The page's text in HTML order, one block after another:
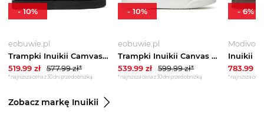
eobuwie.pl
Trampki Inuikii Camvas Lex Low 50102-548 Czarny
519.99 zł 577.99zł*
*najniższa cena z 30 dni przed obniżką
-10%
eobuwie.pl
Trampki Inuikii Canvas Lex Low 50102-091 Biały
539.99 zł 599.99zł*
*najniższa cena z 30 dni przed obniżką
-10%
Modivo
783.99zł
*najniższa cena
-6%
Zobacz markę Inuikii